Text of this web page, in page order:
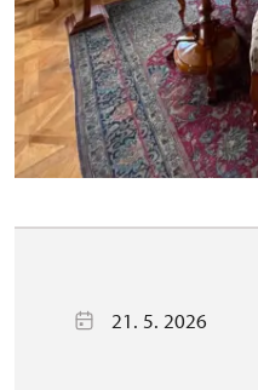
21. 5. 2026